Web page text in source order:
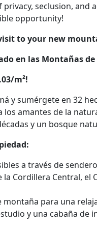
seclusion, and
opportunity!
to your new
en las Montañas de
m²!
y sumérgete en 32
amantes de la
y un bosque
a través de
Cordillera Central, el
montaña para una
y una cabaña de